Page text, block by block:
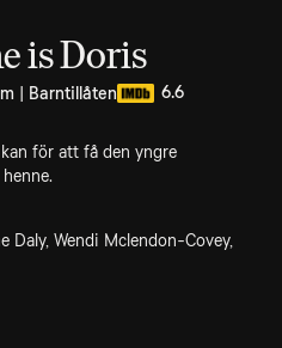
is Doris
| Barntillåten 6.6
för att få den yngre
Daly, Wendi Mclendon-Covey,